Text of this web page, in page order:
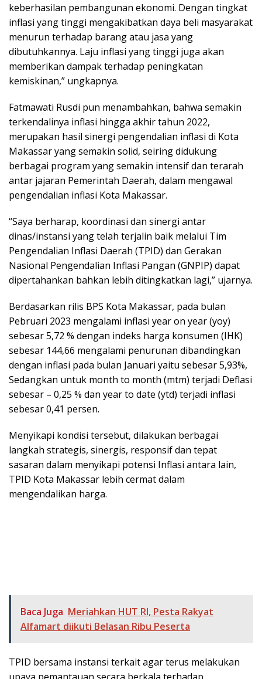
keberhasilan pembangunan ekonomi. Dengan tingkat
inflasi yang tinggi mengakibatkan daya beli masyarakat
menurun terhadap barang atau jasa yang
dibutuhkannya. Laju inflasi yang tinggi juga akan
memberikan dampak terhadap peningkatan
kemiskinan,” ungkapnya.
Fatmawati Rusdi pun menambahkan, bahwa semakin
terkendalinya inflasi hingga akhir tahun 2022,
merupakan hasil sinergi pengendalian inflasi di Kota
Makassar yang semakin solid, seiring didukung
berbagai program yang semakin intensif dan terarah
antar jajaran Pemerintah Daerah, dalam mengawal
pengendalian inflasi Kota Makassar.
“Saya berharap, koordinasi dan sinergi antar
dinas/instansi yang telah terjalin baik melalui Tim
Pengendalian Inflasi Daerah (TPID) dan Gerakan
Nasional Pengendalian Inflasi Pangan (GNPIP) dapat
dipertahankan bahkan lebih ditingkatkan lagi,” ujarnya.
Berdasarkan rilis BPS Kota Makassar, pada bulan
Pebruari 2023 mengalami inflasi year on year (yoy)
sebesar 5,72 % dengan indeks harga konsumen (IHK)
sebesar 144,66 mengalami penurunan dibandingkan
dengan inflasi pada bulan Januari yaitu sebesar 5,93%,
Sedangkan untuk month to month (mtm) terjadi Deflasi
sebesar – 0,25 % dan year to date (ytd) terjadi inflasi
sebesar 0,41 persen.
Menyikapi kondisi tersebut, dilakukan berbagai
langkah strategis, sinergis, responsif dan tepat
sasaran dalam menyikapi potensi Inflasi antara lain,
TPID Kota Makassar lebih cermat dalam
mengendalikan harga.
Baca Juga Meriahkan HUT RI, Pesta Rakyat
Alfamart diikuti Belasan Ribu Peserta
TPID bersama instansi terkait agar terus melakukan